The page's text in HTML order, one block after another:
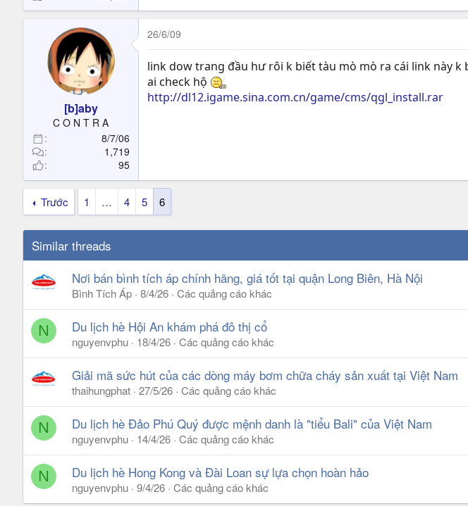
[b]aby
C O N T R A
8/7/06
1,719
95
26/6/09
link dow trang đầu hư rôi k biết tàu mò mò ra cái link này k
ai check hộ
http://dl12.igame.sina.com.cn/game/cms/qgl_install.rar
Trước 1 … 4 5 6
Similar threads
Nơi bán bình tích áp chính hãng, giá tốt tại quận Long Biên, Hà Nội
Bình Tích Áp 8/4/26 Các quảng cáo khác
N Du lịch hè Hội An khám phá đô thị cổ
nguyenvphu 18/4/26 Các quảng cáo khác
Giải mã sức hút của các dòng máy bơm chữa cháy sản xuất tại Việt Nam
thaihungphat 27/5/26 Các quảng cáo khác
N Du lịch hè Đảo Phú Quý được mệnh danh là "tiểu Bali" của Việt Nam
nguyenvphu 14/4/26 Các quảng cáo khác
N Du lịch hè Hong Kong và Đài Loan sự lựa chọn hoàn hảo
nguyenvphu 9/4/26 Các quảng cáo khác